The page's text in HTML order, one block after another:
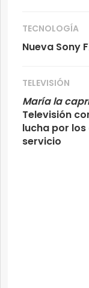
TECNOLOGÍA
Nueva Sony
TELEVISIÓN
María la
Televisión
lucha por
servicio